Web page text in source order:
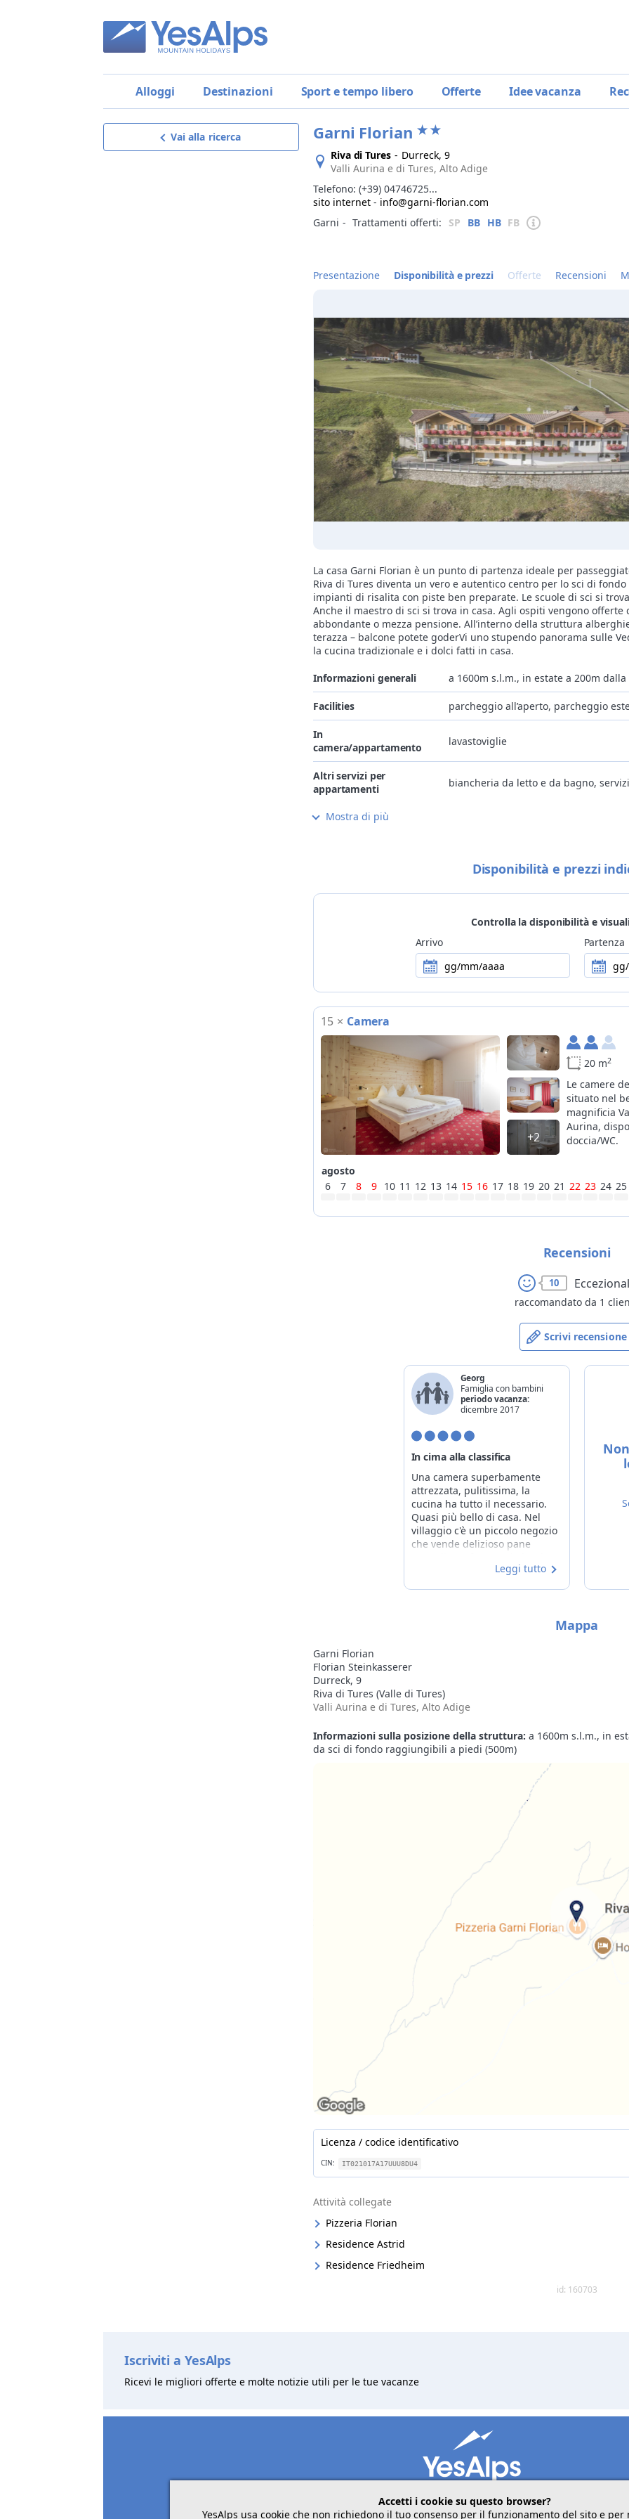
Alloggi Destinazioni Sport e tempo libero Offerte Idee vacanza
Vai alla ricerca Garni Florian
Riva di Tures - Durreck, 9
Valli Aurina e di Tures, Alto Adige
Telefono: (+39) 04746725...
sito internet - info@garni-florian.com
Garni ‐ Trattamenti offerti: SP BB HB FB
Presentazione Disponibilità e prezzi Offerte Recensioni
La casa Garni Florian è un punto di partenza ideale per
Riva di Tures diventa un vero e autentico centro per lo sci di
impianti di risalita con piste ben preparate. Le scuole di sci si
Anche il maestro di sci si trova in casa. Agli ospiti vengono offerte
abbondante o mezza pensione. All’interno della struttura
terazza – balcone potete goderVi uno stupendo panorama sulle
la cucina tradizionale e i dolci fatti in casa.
Informazioni generali a 1600m s.l.m., in estate a 200m
Facilities parcheggio all’aperto, parcheggio
In
camera/appartamento
lavastoviglie
Altri servizi per
appartamenti
biancheria da letto e da bagno,
Internet
si accettano animali domestici di
Metodi di pagamento
deposito biciclette
Sci
Note
Alcuni servizi potrebbero essere solo
servizio pane e latte = recapito al
easy ski rental = trasporto
Mostra di più
Disponibilità e prezzi
Controlla la disponibilità e
Arrivo
gg/mm/aaaa
Partenza
15 × Camera
20 m2
Le camere
situato nel
magnificia
Aurina,
doccia/WC.
+2
agosto
6
7 8 9 10 11 12 13 14 15 16 17 18 19 20 21 22 23 24 25
Recensioni
10
raccomandato da 1
Scrivi recensione
Georg
Famiglia con bambini
periodo vacanza:
dicembre 2017
In cima alla classifica
Una camera superbamente
attrezzata, pulitissima, la
cucina ha tutto il necessario.
Quasi più bello di casa. Nel
villaggio c'è un piccolo negozio
che vende delizioso pane
E la pizzeria è altamente
Leggi tutto
Mappa
Garni Florian
Florian Steinkasserer
Durreck, 9
Riva di Tures (Valle di Tures)
Valli Aurina e di Tures, Alto Adige
Informazioni sulla posizione della struttura: a 1600m s.l.m., in
da sci di fondo raggiungibili a piedi (500m)
Licenza / codice identificativo
CIN: IT021017A17UUU8DU4
Attività collegate
Pizzeria Florian
Residence Astrid
Residence Friedheim
id: 160703
Iscriviti a YesAlps
Ricevi le migliori offerte e molte notizie utili per le tue vacanze
Accetti i cookie su questo browser?
YesAlps usa cookie che non richiedono il tuo consenso per il funzionamento del sito e